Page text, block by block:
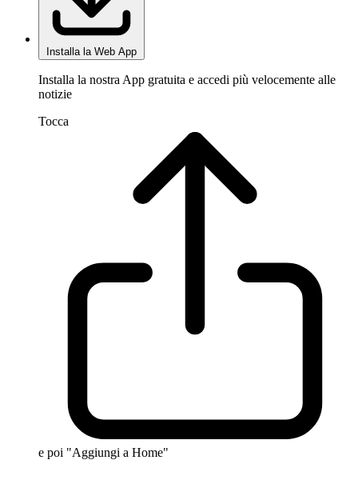
Installa la Web App
Installa la nostra App gratuita e accedi più velocemente alle
notizie
Tocca
e poi "Aggiungi a Home"